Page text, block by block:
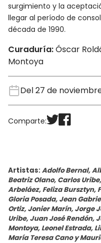
surgimiento y la
llegar al período de
década de 1990.
Curaduría:Óscar
Montoya
Del 27 de
Comparte:
Artistas:Adolfo Bernal,
Beatriz Olano, Carlos
Arbeláez, Feliza Bursztyn,
Gloria Posada, Jean
Ortiz, Jonier Marín, Jorge
Uribe, Juan José Rendón,
Montoya, Leonel Estrada,
María Teresa Cano y